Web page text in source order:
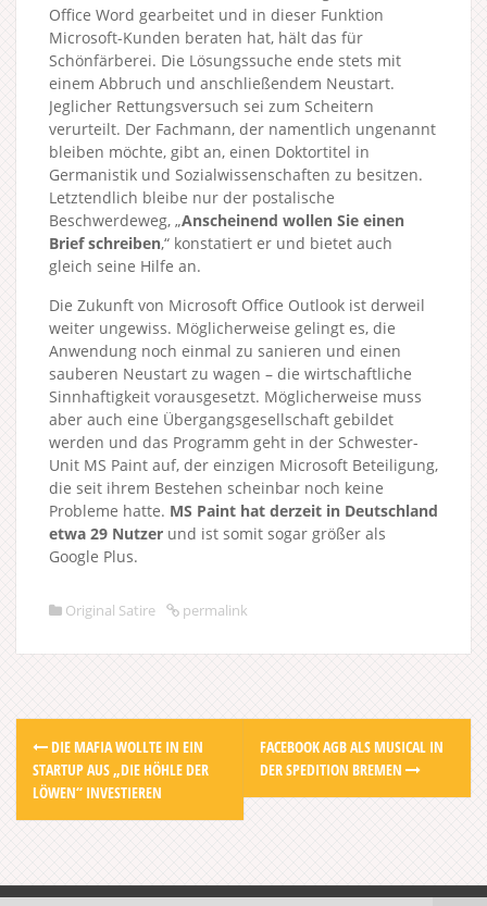
Office Word gearbeitet und in dieser Funktion
Microsoft-Kunden beraten hat, hält das für
Schönfärberei. Die Lösungssuche ende stets mit
einem Abbruch und anschließendem Neustart.
Jeglicher Rettungsversuch sei zum Scheitern
verurteilt. Der Fachmann, der namentlich ungenannt
bleiben möchte, gibt an, einen Doktortitel in
Germanistik und Sozialwissenschaften zu besitzen.
Letztendlich bleibe nur der postalische
Beschwerdeweg, „Anscheinend wollen Sie einen
Brief schreiben,“ konstatiert er und bietet auch
gleich seine Hilfe an.
Die Zukunft von Microsoft Office Outlook ist derweil
weiter ungewiss. Möglicherweise gelingt es, die
Anwendung noch einmal zu sanieren und einen
sauberen Neustart zu wagen – die wirtschaftliche
Sinnhaftigkeit vorausgesetzt. Möglicherweise muss
aber auch eine Übergangsgesellschaft gebildet
werden und das Programm geht in der Schwester-
Unit MS Paint auf, der einzigen Microsoft Beteiligung,
die seit ihrem Bestehen scheinbar noch keine
Probleme hatte. MS Paint hat derzeit in Deutschland
etwa 29 Nutzer und ist somit sogar größer als
Google Plus.
Original Satire permalink
Post
navigation
DIE MAFIA WOLLTE IN EIN
STARTUP AUS „DIE HÖHLE DER
LÖWEN“ INVESTIEREN
FACEBOOK AGB ALS MUSICAL IN
DER SPEDITION BREMEN